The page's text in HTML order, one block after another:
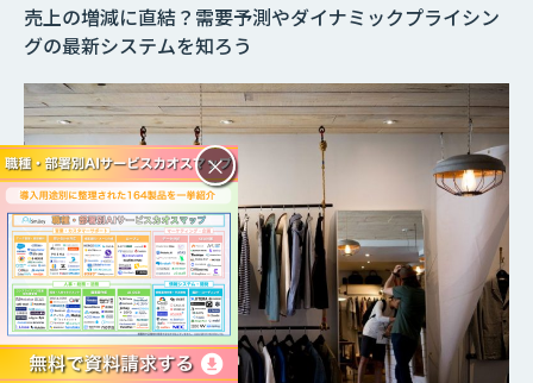
売上の増減に直結？需要予測やダイナミックプライシン
グの最新システムを知ろう
×